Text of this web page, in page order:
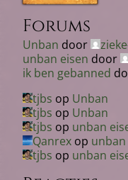
Forums
Unban door
unban eisen door
ik ben gebanned
tjbs op Unban
tjbs op Unban
tjbs op unban
Qanrex op unban
tjbs op unban